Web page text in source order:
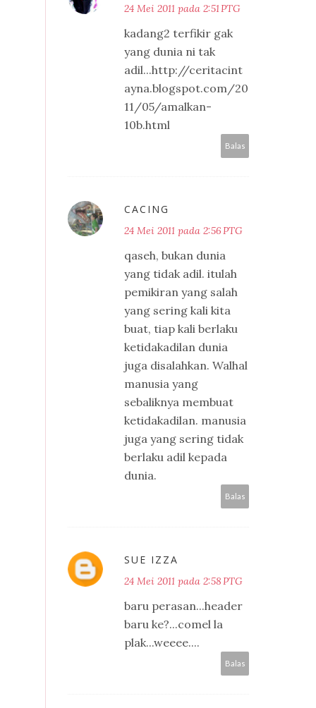
24 Mei 2011 pada 2:51 PTG
kadang2 terfikir gak
yang dunia ni tak
adil...http://ceritacint
ayna.blogspot.com/20
11/05/amalkan-
10b.html
Balas
CACING
24 Mei 2011 pada 2:56 PTG
qaseh, bukan dunia
yang tidak adil. itulah
pemikiran yang salah
yang sering kali kita
buat, tiap kali berlaku
ketidakadilan dunia
juga disalahkan. Walhal
manusia yang
sebaliknya membuat
ketidakadilan. manusia
juga yang sering tidak
berlaku adil kepada
dunia.
Balas
SUE IZZA
24 Mei 2011 pada 2:58 PTG
baru perasan...header
baru ke?...comel la
plak...weeee....
Balas